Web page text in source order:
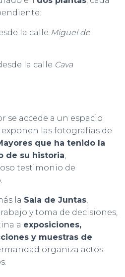
la calle Miguel de
la calle Cava
se accede a un espacio
las fotografías de
que ha tenido la
de su historia,
testimonio de
la Sala de Juntas,
y toma de decisiones,
a exposiciones,
y muestras de
organiza actos